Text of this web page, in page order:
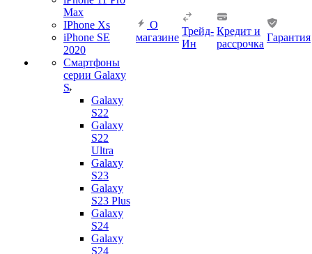
Max
IPhone Xs
iPhone SE
2020
Смартфоны
серии Galaxy
S
Galaxy
S22
Galaxy
S22
Ultra
Galaxy
S23
Galaxy
S23 Plus
Galaxy
S24
Galaxy
S24
О
магазине
Трейд-
Ин
Кредит и
рассрочка
Гарантия